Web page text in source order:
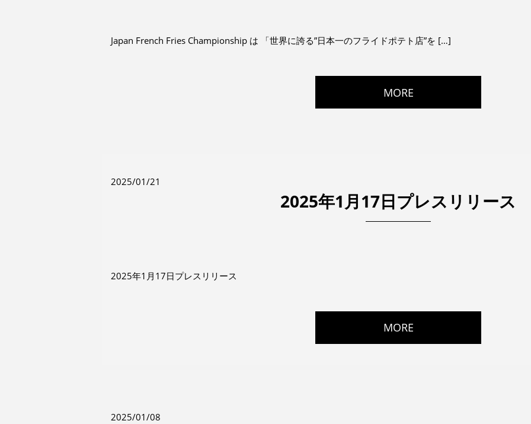
Japan French Fries Championship は 「世界に誇る”日本一のフライドポテト店”を […]
MORE
2025/01/21
2025年1月17日プレスリリース
2025年1月17日プレスリリース
MORE
2025/01/08